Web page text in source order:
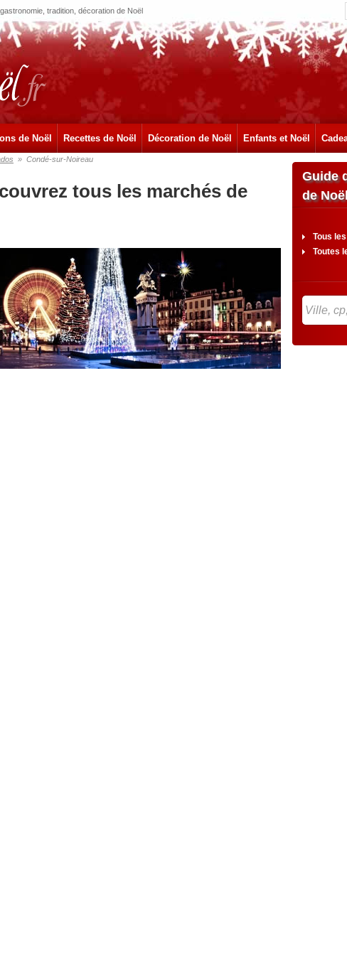
tradition, décoration de Noël
de Noël Recettes de Noël Décoration de Noël Enfants et Noël
» Condé-sur-Noireau
tous les marchés de
Guide
de
Tous
Toutes